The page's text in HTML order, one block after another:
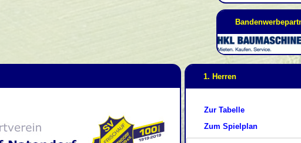
1. Herren
Zur Tabelle
Zum Spielplan